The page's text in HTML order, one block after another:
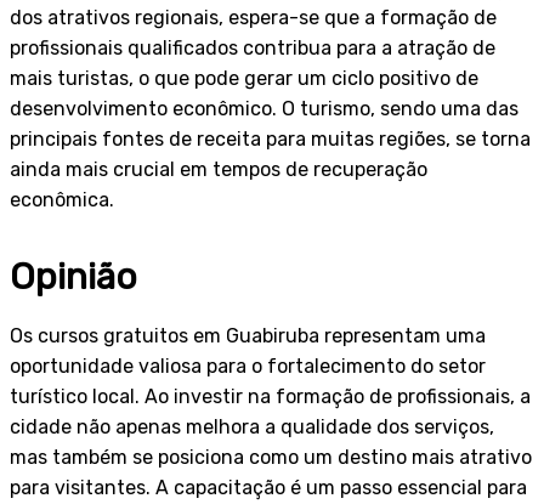
dos atrativos regionais, espera-se que a formação de
profissionais qualificados contribua para a atração de
mais turistas, o que pode gerar um ciclo positivo de
desenvolvimento econômico. O turismo, sendo uma das
principais fontes de receita para muitas regiões, se torna
ainda mais crucial em tempos de recuperação
econômica.
Opinião
Os cursos gratuitos em Guabiruba representam uma
oportunidade valiosa para o fortalecimento do setor
turístico local. Ao investir na formação de profissionais, a
cidade não apenas melhora a qualidade dos serviços,
mas também se posiciona como um destino mais atrativo
para visitantes. A capacitação é um passo essencial para